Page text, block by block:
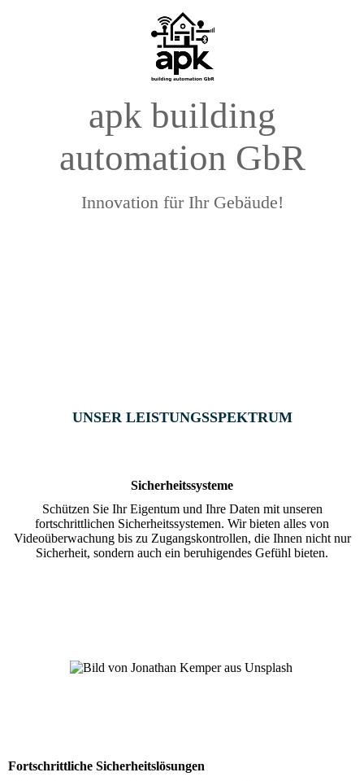
apk building
automation GbR
Innovation für Ihr Gebäude!
UNSER LEISTUNGS­SPEKTRUM
Sicherheitssysteme
Schützen Sie Ihr Eigentum und Ihre Daten mit unseren
fortschrittlichen Sicherheitssystemen. Wir bieten alles von
Videoüberwachung bis zu Zugangskontrollen, die Ihnen nicht nur
Sicherheit, sondern auch ein beruhigendes Gefühl bieten.
Fortschrittliche Sicherheitslösungen